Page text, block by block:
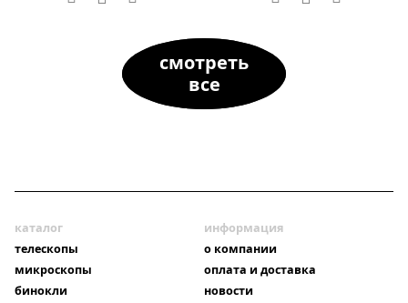
смотреть
все
каталог
телескопы
микроскопы
бинокли
информация
о компании
оплата и доставка
новости